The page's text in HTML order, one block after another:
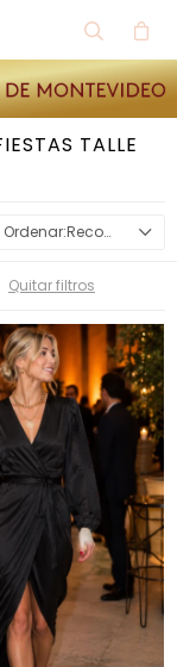
TALLE
Recomendados
Quitar filtros